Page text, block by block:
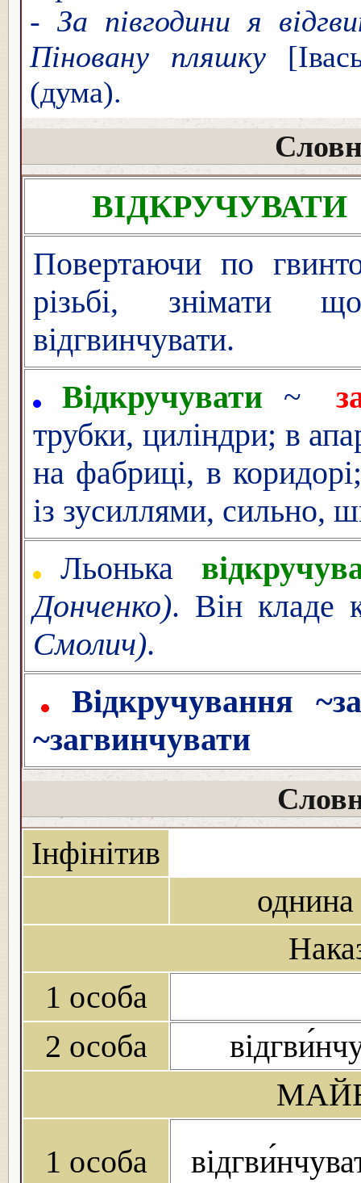
- За півгодини я
Піновану пляшку
(дума).
ВІДКРУЧУВАТИ
Повертаючи по
різьбі, знімати
відгвинчувати.
Відкручувати
~
трубки, циліндри; в
на фабриці, в
із зусиллями, сильно,
Льонька
Донченко). Він кладе
Смолич).
Відкручування
~загвинчувати
Інфінітив
однина
1 особа
2 особа
1 особа